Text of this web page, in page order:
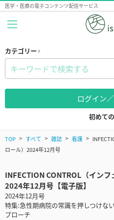
医学・医療の電子コンテンツ配信サービス
カテゴリー
ログイン
初めて
TOP すべて 雑誌 看護
ロール）2024年12月号
INFECTION CONTROL（インフ
2024年12月号【電子版】
2024年12月号
特集:急性期病院の常識を押しつけな
プローチ